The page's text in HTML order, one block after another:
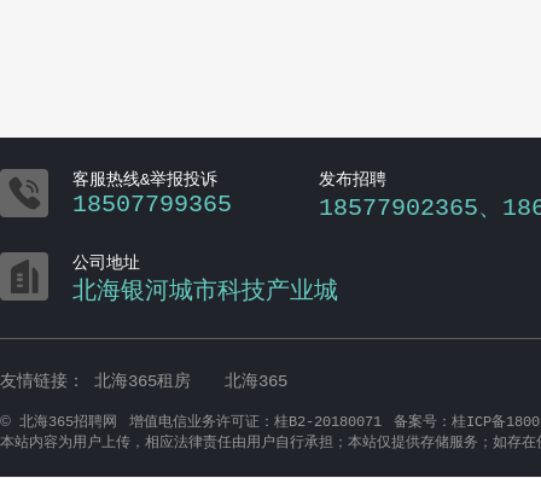
 客服热线&举报投诉
18507799365
发布招聘
18577902365、
 公司地址
北海银河城市科技产业城
友情链接： 北海365租房 北海365
© 北海365招聘网 增值电信业务许可证：桂B2-20180071
备案号：桂ICP备
本站内容为用户上传，相应法律责任由用户自行承担；本站仅提供存储服务；如存